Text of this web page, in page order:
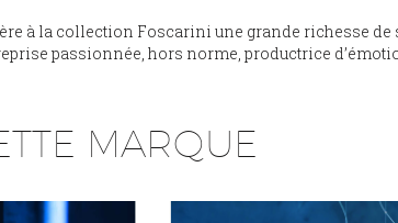
à la collection Foscarini une grande richesse
passionnée, hors norme, productrice
MARQUE